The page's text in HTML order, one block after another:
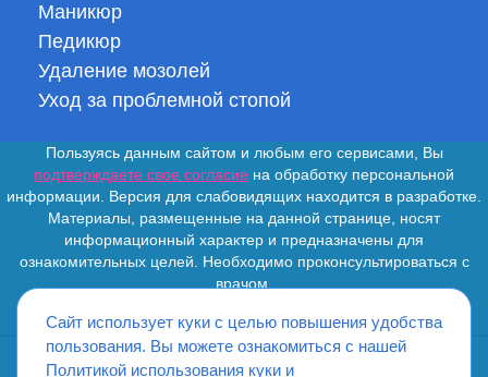
Маникюр
Педикюр
Удаление мозолей
Уход за проблемной стопой
Пользуясь данным сайтом и любым его сервисами, Вы
подтверждаете свое согласие на обработку персональной
информации. Версия для слабовидящих находится в разработке.
Материалы, размещенные на данной странице, носят
информационный характер и предназначены для
ознакомительных целей. Необходимо проконсультироваться с
врачом.
Сайт использует куки с целью повышения удобства
пользования. Вы можете ознакомиться с нашей
Политикой использования куки и